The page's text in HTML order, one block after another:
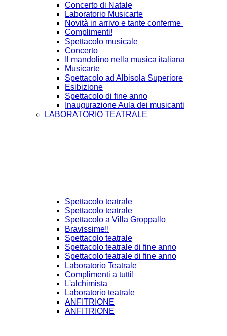
Concerto di Natale
Laboratorio Musicarte
Novità in arrivo e tante conferme
Complimenti!
Spettacolo musicale
Concerto
Il mandolino nella musica italiana
Musicarte
Spettacolo ad Albisola Superiore
Esibizione
Spettacolo di fine anno
Inaugurazione Aula dei musicanti
LABORATORIO TEATRALE
Spettacolo teatrale
Spettacolo teatrale
Spettacolo a Villa Groppallo
Bravissime!!
Spettacolo teatrale
Spettacolo teatrale di fine anno
Spettacolo teatrale di fine anno
Laboratorio Teatrale
Complimenti a tutti!
L'alchimista
Laboratorio teatrale
ANFITRIONE
ANFITRIONE